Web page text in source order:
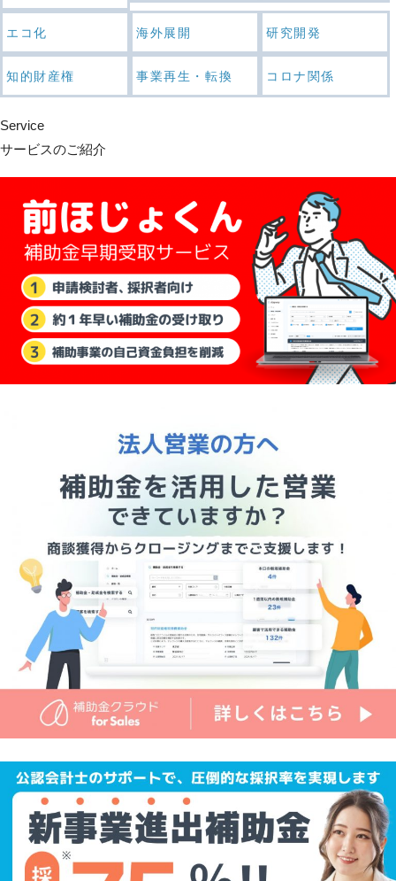
エコ化 海外展開 研究開発
知的財産権 事業再生・転換 コロナ関係
Service
サービスのご紹介